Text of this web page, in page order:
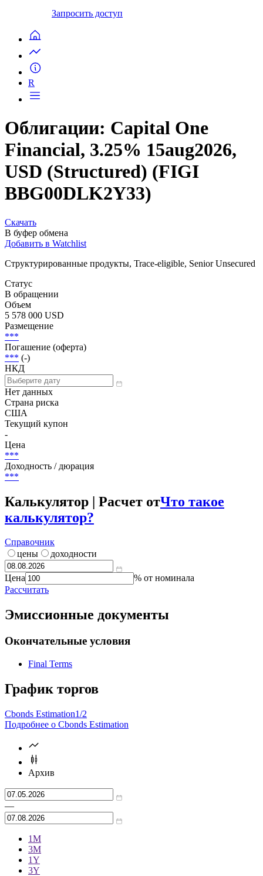
Запросить доступ
R
Облигации: Capital One
Financial, 3.25% 15aug2026,
USD (Structured) (FIGI
BBG00DLK2Y33)
Скачать
В буфер обмена
Добавить в Watchlist
Структурированные продукты, Trace-eligible, Senior Unsecured
Статус
В обращении
Объем
5 578 000 USD
Размещение
***
Погашение (оферта)
*** (-)
НКД
Нет данных
Страна риска
США
Текущий купон
-
Цена
***
Доходность / дюрация
***
Калькулятор | Расчет отЧто такое
калькулятор?
Справочник
цены
доходности
Цена
% от номинала
Рассчитать
Эмиссионные документы
Окончательные условия
Final Terms
График торгов
Cbonds Estimation1/2
Подробнее о Cbonds Estimation
Архив
—
1М
3М
1Y
3Y